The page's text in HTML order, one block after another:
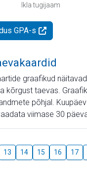
Ikla tugijaam
GPA-s
graafikud
kõrgust taevas.
põhjal.
viimase 30
13 14 15 16 17